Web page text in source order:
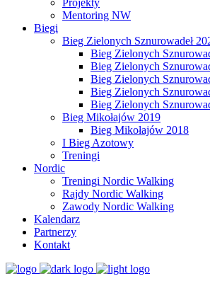
Projekty
Mentoring NW
Biegi
Bieg Zielonych Sznurowadeł
Bieg Zielonych
Bieg Zielonych
Bieg Zielonych
Bieg Zielonych
Bieg Zielonych
Bieg Mikołajów 2019
Bieg Mikołajów 2018
I Bieg Azotowy
Treningi
Nordic
Treningi Nordic Walking
Rajdy Nordic Walking
Zawody Nordic Walking
Kalendarz
Partnerzy
Kontakt